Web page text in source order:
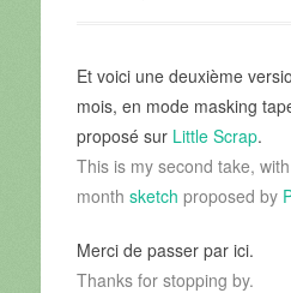
Et voici une deuxième
mois, en mode masking
proposé sur Little Scrap.
This is my second take,
month sketch proposed by
Merci de passer par ici.
Thanks for stopping by.